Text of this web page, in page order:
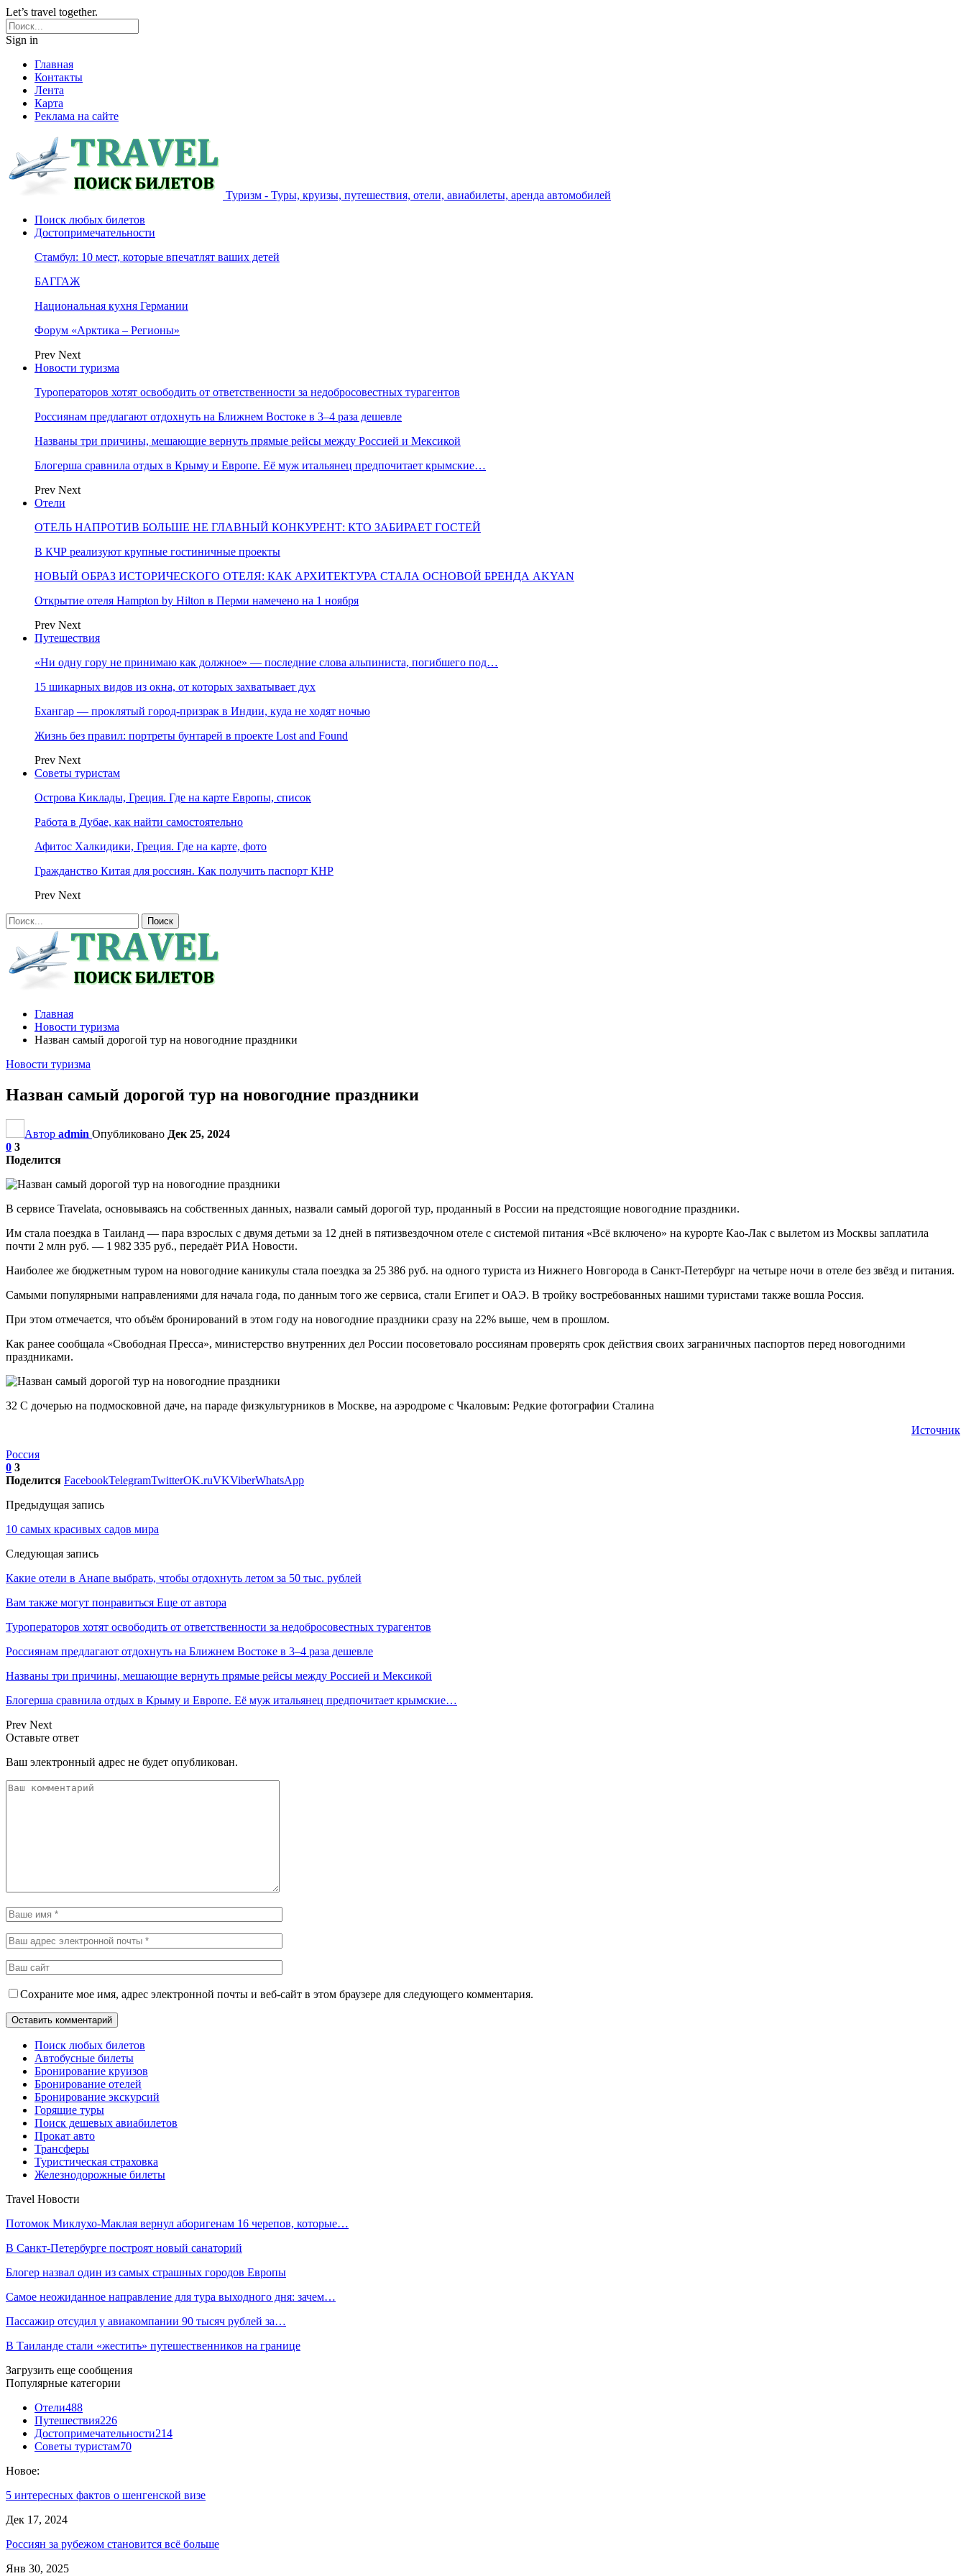
Let’s travel together.
Sign in
Главная
Контакты
Лента
Карта
Реклама на сайте
Туризм - Туры, круизы, путешествия, отели, авиабилеты, аренда автомобилей
Поиск любых билетов
Достопримечательности
Стамбул: 10 мест, которые впечатлят ваших детей
БАГГАЖ
Национальная кухня Германии
Форум «Арктика – Регионы»
Prev Next
Новости туризма
Туроператоров хотят освободить от ответственности за недобросовестных турагентов
Россиянам предлагают отдохнуть на Ближнем Востоке в 3–4 раза дешевле
Названы три причины, мешающие вернуть прямые рейсы между Россией и Мексикой
Блогерша сравнила отдых в Крыму и Европе. Её муж итальянец предпочитает крымские…
Prev Next
Отели
ОТЕЛЬ НАПРОТИВ БОЛЬШЕ НЕ ГЛАВНЫЙ КОНКУРЕНТ: КТО ЗАБИРАЕТ ГОСТЕЙ
В КЧР реализуют крупные гостиничные проекты
НОВЫЙ ОБРАЗ ИСТОРИЧЕСКОГО ОТЕЛЯ: КАК АРХИТЕКТУРА СТАЛА ОСНОВОЙ БРЕНДА AKYAN
Открытие отеля Hampton by Hilton в Перми намечено на 1 ноября
Prev Next
Путешествия
«Ни одну гору не принимаю как должное» — последние слова альпиниста, погибшего под…
15 шикарных видов из окна, от которых захватывает дух
Бхангар — проклятый город-призрак в Индии, куда не ходят ночью
Жизнь без правил: портреты бунтарей в проекте Lost and Found
Prev Next
Советы туристам
Острова Киклады, Греция. Где на карте Европы, список
Работа в Дубае, как найти самостоятельно
Афитос Халкидики, Греция. Где на карте, фото
Гражданство Китая для россиян. Как получить паспорт КНР
Prev Next
Главная
Новости туризма
Назван самый дорогой тур на новогодние праздники
Новости туризма
Назван самый дорогой тур на новогодние праздники
Автор admin Опубликовано Дек 25, 2024
0 3
Поделится
В сервисе Travelata, основываясь на собственных данных, назвали самый дорогой тур, проданный в России на предстоящие новогодние праздники.
Им стала поездка в Таиланд — пара взрослых с двумя детьми за 12 дней в пятизвездочном отеле с системой питания «Всё включено» на курорте Као-Лак с вылетом из Москвы заплатила
почти 2 млн руб. — 1 982 335 руб., передаёт РИА Новости.
Наиболее же бюджетным туром на новогодние каникулы стала поездка за 25 386 руб. на одного туриста из Нижнего Новгорода в Санкт-Петербург на четыре ночи в отеле без звёзд и питания.
Самыми популярными направлениями для начала года, по данным того же сервиса, стали Египет и ОАЭ. В тройку востребованных нашими туристами также вошла Россия.
При этом отмечается, что объём бронирований в этом году на новогодние праздники сразу на 22% выше, чем в прошлом.
Как ранее сообщала «Свободная Пресса», министерство внутренних дел России посоветовало россиянам проверять срок действия своих заграничных паспортов перед новогодними
праздниками.
32 С дочерью на подмосковной даче, на параде физкультурников в Москве, на аэродроме с Чкаловым: Редкие фотографии Сталина
Источник
Россия
0 3
Поделится FacebookTelegramTwitterOK.ruVKViberWhatsApp
Предыдущая запись
10 самых красивых садов мира
Следующая запись
Какие отели в Анапе выбрать, чтобы отдохнуть летом за 50 тыс. рублей
Вам также могут понравиться Еще от автора
Туроператоров хотят освободить от ответственности за недобросовестных турагентов
Россиянам предлагают отдохнуть на Ближнем Востоке в 3–4 раза дешевле
Названы три причины, мешающие вернуть прямые рейсы между Россией и Мексикой
Блогерша сравнила отдых в Крыму и Европе. Её муж итальянец предпочитает крымские…
Prev Next
Оставьте ответ
Ваш электронный адрес не будет опубликован.
Сохраните мое имя, адрес электронной почты и веб-сайт в этом браузере для следующего комментария.
Поиск любых билетов
Автобусные билеты
Бронирование круизов
Бронирование отелей
Бронирование экскурсий
Горящие туры
Поиск дешевых авиабилетов
Прокат авто
Трансферы
Туристическая страховка
Железнодорожные билеты
Travel Новости
Потомок Миклухо-Маклая вернул аборигенам 16 черепов, которые…
В Санкт-Петербурге построят новый санаторий
Блогер назвал один из самых страшных городов Европы
Самое неожиданное направление для тура выходного дня: зачем…
Пассажир отсудил у авиакомпании 90 тысяч рублей за…
В Таиланде стали «жестить» путешественников на границе
Загрузить еще сообщения
Популярные категории
Отели488
Путешествия226
Достопримечательности214
Советы туристам70
Новое:
5 интересных фактов о шенгенской визе
Дек 17, 2024
Россиян за рубежом становится всё больше
Янв 30, 2025